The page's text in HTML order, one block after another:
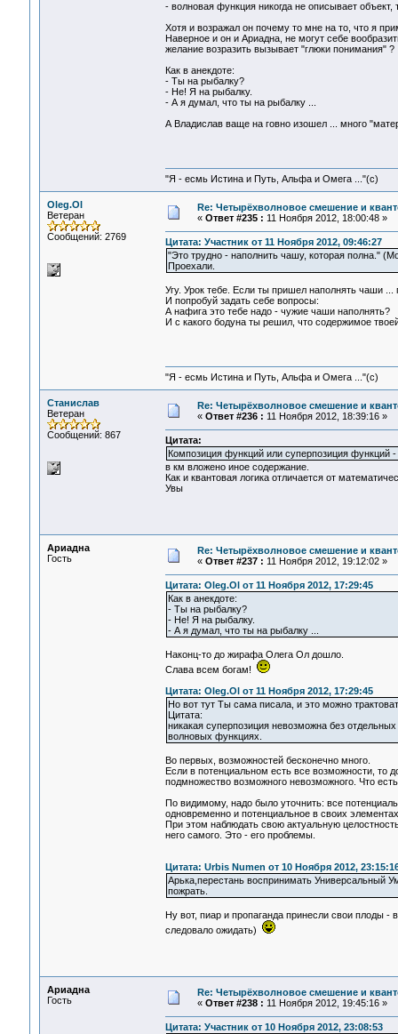
- волновая функция никогда не описывает
Хотя и возражал он почему то мне на то, что я
Наверное и он и Ариадна, не могут себе
желание возразить вызывает "глюки понимания" ?
Как в анекдоте:
- Ты на рыбалку?
- Не! Я на рыбалку.
- А я думал, что ты на рыбалку ...
А Владислав ваще на говно изошел ... много
"Я - есмь Истина и Путь, Альфа и Омега ..."(с)
Oleg.Ol
Ветеран
Сообщений: 2769
Re: Четырёхволновое смешение и
« Ответ #235 : 11 Ноября 2012, 18:00:48 »
Цитата: Участник от 11 Ноября 2012, 09:46:27
"Это трудно - наполнить чашу, которая полна."
Проехали.
Угу. Урок тебе. Если ты пришел наполнять чаши ...
И попробуй задать себе вопросы:
А нафига это тебе надо - чужие чаши наполнять?
И с какого бодуна ты решил, что содержимое
"Я - есмь Истина и Путь, Альфа и Омега ..."(с)
Станислав
Ветеран
Сообщений: 867
Re: Четырёхволновое смешение и
« Ответ #236 : 11 Ноября 2012, 18:39:16 »
Цитата:
Композиция функций или суперпозиция функций
в км вложено иное содержание.
Как и квантовая логика отличается от
Увы
Ариадна
Гость
Re: Четырёхволновое смешение и
« Ответ #237 : 11 Ноября 2012, 19:12:02 »
Цитата: Oleg.Ol от 11 Ноября 2012, 17:29:45
Как в анекдоте:
- Ты на рыбалку?
- Не! Я на рыбалку.
- А я думал, что ты на рыбалку ...
Наконц-то до жирафа Олега Ол дошло.
Слава всем богам!
Цитата: Oleg.Ol от 11 Ноября 2012, 17:29:45
Но вот тут Ты сама писала, и это можно
Цитата:
никакая суперпозиция невозможна без
волновых функциях.
Во первых, возможностей бесконечно много.
Если в потенциальном есть все возможности, то
подмножество возможного невозможного. Что
По видимому, надо было уточнить: все
одновременно и потенциальное в своих
При этом наблюдать свою актуальную
него самого. Это - его проблемы.
Цитата: Urbis Numen от 10 Ноября 2012,
Арька,перестань воспринимать Универсальный
пожрать.
Ну вот, пиар и пропаганда принесли свои плоды
следовало ожидать)
Ариадна
Гость
Re: Четырёхволновое смешение и
« Ответ #238 : 11 Ноября 2012, 19:45:16 »
Цитата: Участник от 10 Ноября 2012, 23:08:53